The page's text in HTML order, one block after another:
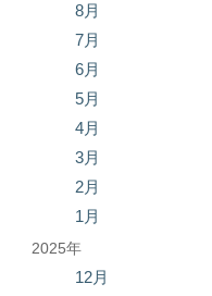
8月
7月
6月
5月
4月
3月
2月
1月
2025年
12月